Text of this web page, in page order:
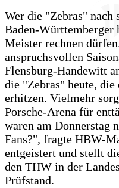
Wer die "Zebras" nach
Baden-Württemberger
Meister rechnen
anspruchsvollen
Flensburg-Handewitt
die "Zebras" heute,
erhitzen. Vielmehr
Porsche-Arena für
waren am Donnerstag
Fans?", fragte HBW-
entgeistert und stellt
den THW in der
Prüfstand.